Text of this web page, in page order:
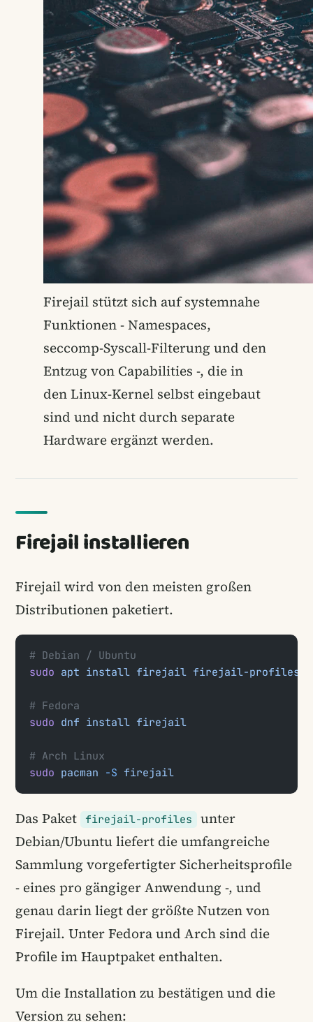
Firejail stützt sich auf systemnahe
Funktionen - Namespaces,
seccomp-Syscall-Filterung und den
Entzug von Capabilities -, die in
den Linux-Kernel selbst eingebaut
sind und nicht durch separate
Hardware ergänzt werden.
Firejail installieren
Firejail wird von den meisten großen
Distributionen paketiert.
# Debian / Ubuntu
sudo apt install firejail firejail-profiles
# Fedora
sudo dnf install firejail
# Arch Linux
sudo pacman -S firejail
Das Paket firejail-profiles
unter
Debian/Ubuntu liefert die umfangreiche
Sammlung vorgefertigter Sicherheitsprofile
- eines pro gängiger Anwendung -, und
genau darin liegt der größte Nutzen von
Firejail. Unter Fedora und Arch sind die
Profile im Hauptpaket enthalten.
Um die Installation zu bestätigen und die
Version zu sehen: